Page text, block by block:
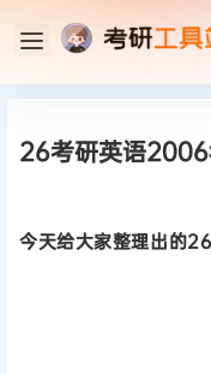
26考研英语
今天给大家整理出的